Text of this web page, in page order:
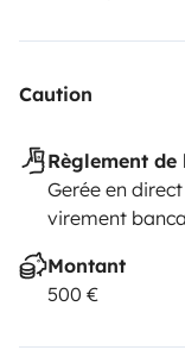
Caution
Règlement
Gerée en
virement
Montant
500 €